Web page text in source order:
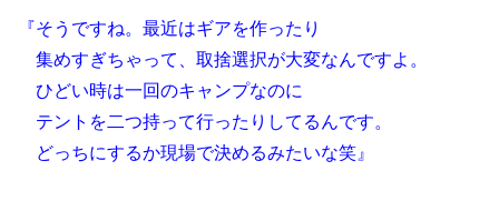
『そうですね。最近はギアを作ったり
集めすぎちゃって、取捨選択が大変なんですよ。
ひどい時は一回のキャンプなのに
テントを二つ持って行ったりしてるんです。
どっちにするか現場で決めるみたいな笑』